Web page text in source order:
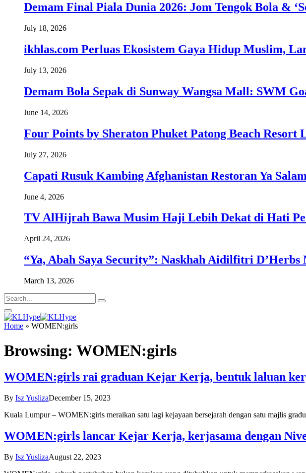
Demam Final Piala Dunia 2026: Jom Tengok Bola &
July 18, 2026
ikhlas.com Perluas Ekosistem Gaya Hidup Muslim,
July 13, 2026
Demam Bola Sepak di Sunway Wangsa Mall: SWM
June 14, 2026
Four Points by Sheraton Phuket Patong Beach
July 27, 2026
Capati Rusuk Kambing Afghanistan Restoran Ya
June 4, 2026
TV AlHijrah Bawa Musim Haji Lebih Dekat di Hati
April 24, 2026
“Ya, Abah Saya Security”: Naskhah Aidilfitri
March 13, 2026
Home » WOMEN:girls
Browsing: WOMEN:girls
WOMEN:girls rai graduan Kejar Kerja, bentuk laluan
By Isz YuslizaDecember 15, 2023
Kuala Lumpur – WOMEN:girls meraikan satu lagi kejayaan bersejarah dengan satu majlis
WOMEN:girls lancar Kejar Kerja, kerjasama dengan
By Isz YuslizaAugust 22, 2023